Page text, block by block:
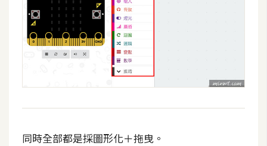
資
源
費
同時全部都是採圖形化＋拖曳。